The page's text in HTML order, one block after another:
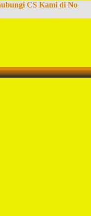
CS Kami di No